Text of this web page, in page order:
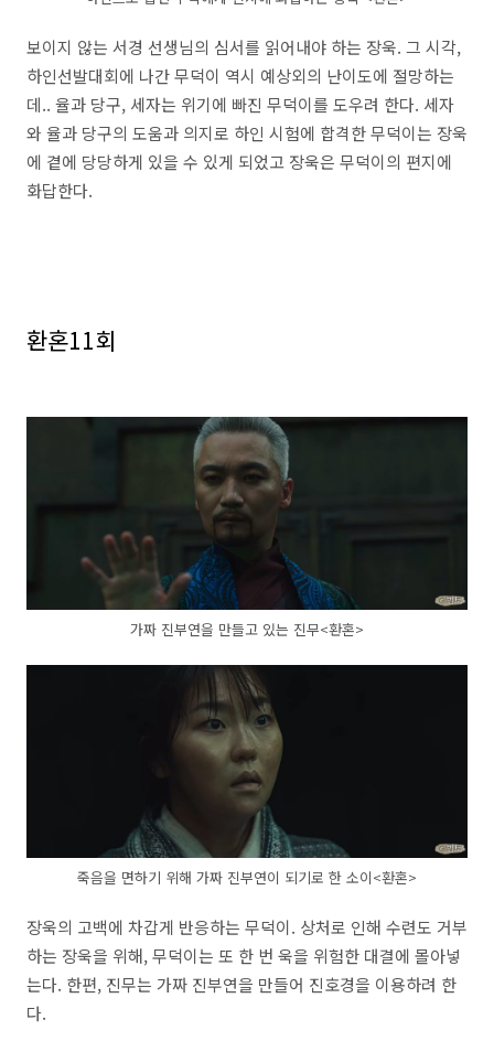
보이지 않는 서경 선생님의 심서를 읽어내야 하는 장욱. 그 시각,
하인선발대회에 나간 무덕이 역시 예상외의 난이도에 절망하는
데.. 율과 당구, 세자는 위기에 빠진 무덕이를 도우려 한다. 세자
와 율과 당구의 도움과 의지로 하인 시험에 합격한 무덕이는 장욱
에 곁에 당당하게 있을 수 있게 되었고 장욱은 무덕이의 편지에
화답한다.
환혼11회
가짜 진부연을 만들고 있는 진무<환혼>
죽음을 면하기 위해 가짜 진부연이 되기로 한 소이<환혼>
장욱의 고백에 차갑게 반응하는 무덕이. 상처로 인해 수련도 거부
하는 장욱을 위해, 무덕이는 또 한 번 욱을 위험한 대결에 몰아넣
는다. 한편, 진무는 가짜 진부연을 만들어 진호경을 이용하려 한
다.